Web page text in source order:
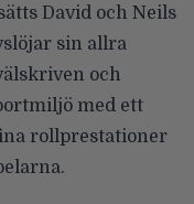
David och Neils
sin allra
och
med ett
rollprestationer